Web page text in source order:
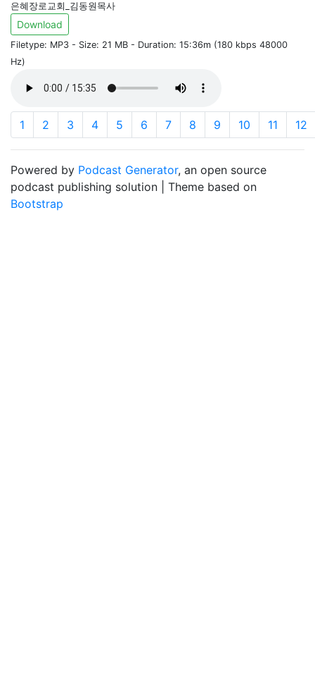
은혜장로교회_김동원목사
Download
Filetype: MP3 - Size: 21 MB - Duration: 15:36m (180 kbps 48000
Hz)
1 2 3 4 5 6 7 8 9 10 11 12
Powered by Podcast Generator, an open source
podcast publishing solution | Theme based on
Bootstrap